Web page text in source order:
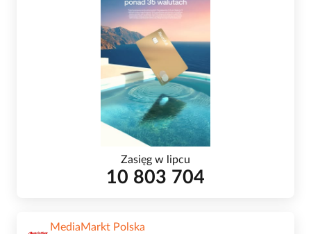
Zasięg w lipcu
10 803 704
MediaMarkt Polska